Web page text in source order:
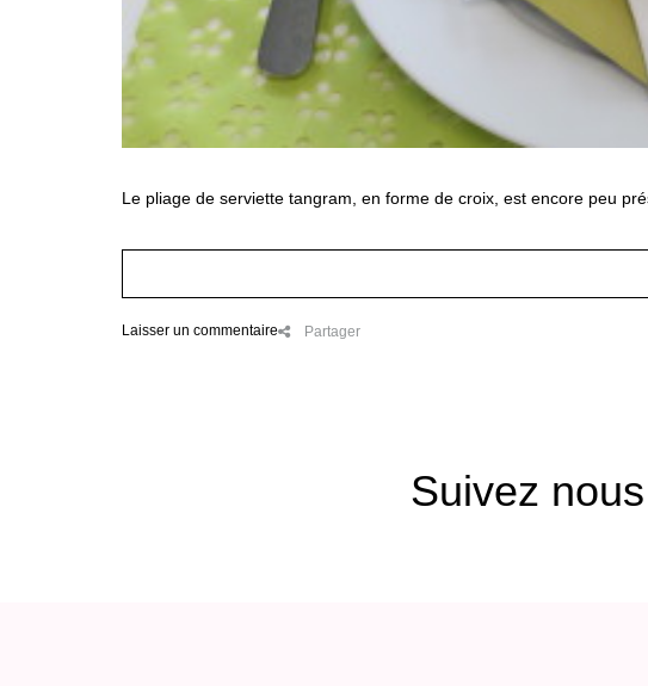
Le pliage de serviette tangram, en forme de croix, est encore peu
Laisser un commentaire Partager
Suivez